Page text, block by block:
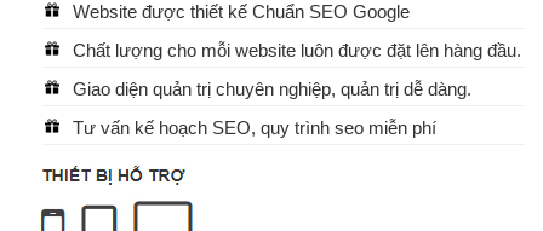
Website được thiết kế Chuẩn SEO Google
Chất lượng cho mỗi website luôn được đặt lên hàng đầu.
Giao diện quản trị chuyên nghiệp, quản trị dễ dàng.
Tư vấn kế hoạch SEO, quy trình seo miễn phí